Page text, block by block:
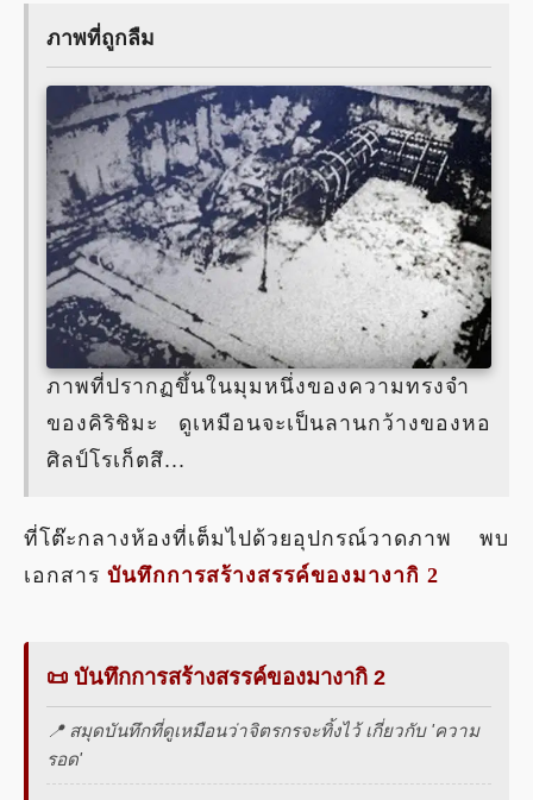
ภาพที่ถูกลืม
ภาพที่ปรากฏขึ้นในมุมหนึ่งของความทรงจำ
ของคิริชิมะ ดูเหมือนจะเป็นลานกว้างของหอ
ศิลป์โรเก็ตสึ...
ที่โต๊ะกลางห้องที่เต็มไปด้วยอุปกรณ์วาดภาพ พบ
เอกสาร บันทึกการสร้างสรรค์ของมางากิ 2
📜 บันทึกการสร้างสรรค์ของมางากิ 2
📍 สมุดบันทึกที่ดูเหมือนว่าจิตรกรจะทิ้งไว้ เกี่ยวกับ 'ความ
รอด'